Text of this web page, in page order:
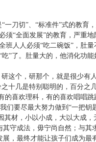
刀切”、“标准件”式的教育
须“全面发展”的教育，严重
班人人必须“吃二碗饭”，肚
”了。肚量大的，他消化功
这个，研那个，就是很少有人
十几是特别聪明的，百分
的喜欢理科，有的喜欢唱唱
们要尽最大努力做到“一把钥
其材，小以小成，大以大成
守成法，毋宁尚自然；与
，最终才能让孩子们成为最